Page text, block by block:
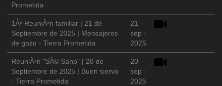
Prometida
1Âª ReuniÃ³n familiar | 21 de
Septiembre de 2025 | Mensajeros
de gozo - Tierra Prometida
21 -
sep -
2025
ReuniÃ³n "SÃ© Sano" | 20 de
Septiembre de 2025 | Buen siervo
- Tierra Prometida
20 -
sep -
2025